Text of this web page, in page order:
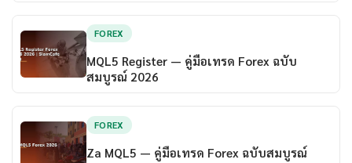
FOREX
MQL5 Register — คู่มือเทรด Forex ฉบับ
สมบูรณ์ 2026
FOREX
Za MQL5 — คู่มือเทรด Forex ฉบับสมบูรณ์